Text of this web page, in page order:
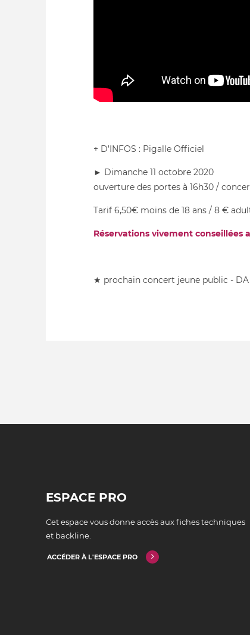
+ D’INFOS : Pigalle Officiel
► Dimanche 11 octobre 2020
ouverture des portes à 16h30 /
Tarif 6,50€ moins de 18 ans / 8 €
Réservations vivement conseillées
★ prochain concert jeune public - DA
ESPACE PRO
Cet espace vous donne accès aux fiches techniques
et backline.
ACCÉDER À L'ESPACE PRO